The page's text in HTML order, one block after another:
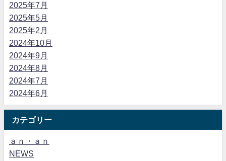
2025年7月
2025年5月
2025年2月
2024年10月
2024年9月
2024年8月
2024年7月
2024年6月
カテゴリー
ａｎ・ａｎ
NEWS